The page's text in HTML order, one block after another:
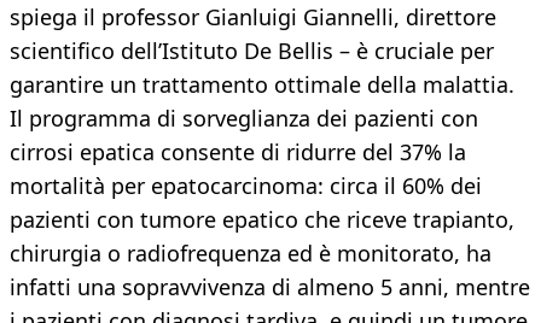
spiega il professor Gianluigi Giannelli, direttore
scientifico dell’Istituto De Bellis – è cruciale per
garantire un trattamento ottimale della malattia.
Il programma di sorveglianza dei pazienti con
cirrosi epatica consente di ridurre del 37% la
mortalità per epatocarcinoma: circa il 60% dei
pazienti con tumore epatico che riceve trapianto,
chirurgia o radiofrequenza ed è monitorato, ha
infatti una sopravvivenza di almeno 5 anni, mentre